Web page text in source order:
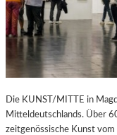
Die KUNST/MITTE in
Mitteldeutschlands. Über
zeitgenössische Kunst